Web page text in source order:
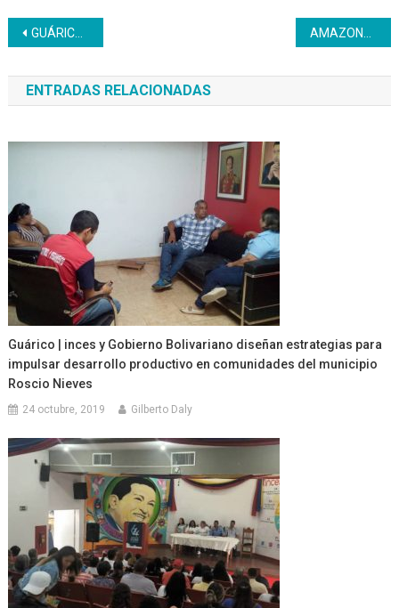
Navegación
de
entradas
GUÁRICO | Inces celebró su 66 aniversario con diversas actividades para honrar su trayectoria
ENTRADAS RELACIONADAS
Guárico | inces y Gobierno Bolivariano diseñan estrategias para
impulsar desarrollo productivo en comunidades del municipio
Roscio Nieves
24 octubre, 2019 Gilberto Daly